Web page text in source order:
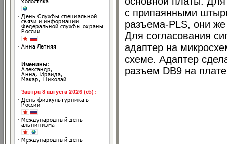
с припаянными
разъема-PLS, они
Для согласования
адаптер на
схеме. Адаптер
разъем DB9 на